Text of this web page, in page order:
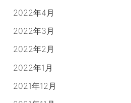
2022年4月
2022年3月
2022年2月
2022年1月
2021年12月